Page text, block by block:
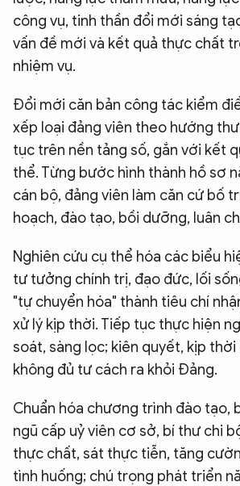
công vụ, tinh thần đổi mới sáng
vấn đề mới và kết quả thực chất
nhiệm vụ.
Đổi mới căn bản công tác kiểm
xếp loại đảng viên theo hướng
tục trên nền tảng số, gắn với kết
thể. Từng bước hình thành hồ sơ
cán bộ, đảng viên làm căn cứ bố
hoạch, đào tạo, bồi dưỡng, luân
Nghiên cứu cụ thể hóa các biểu
tư tưởng chính trị, đạo đức, lối
"tự chuyển hóa" thành tiêu chí
xử lý kịp thời. Tiếp tục thực hiện
soát, sàng lọc; kiên quyết, kịp thời
không đủ tư cách ra khỏi Đảng.
Chuẩn hóa chương trình đào tạo,
ngũ cấp uỷ viên cơ sở, bí thư chi
thực chất, sát thực tiễn, tăng
tình huống; chú trọng phát triển